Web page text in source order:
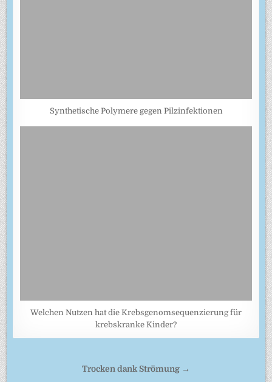
Synthetische Polymere gegen Pilzinfektionen
Welchen Nutzen hat die Krebsgenomsequenzierung für
krebskranke Kinder?
Beitragsnavigation
Trocken dank Strömung →